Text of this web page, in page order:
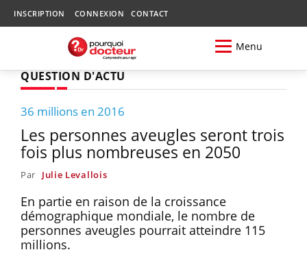
INSCRIPTION CONNEXION CONTACT
Menu
QUESTION D'ACTU
36 millions en 2016
Les personnes aveugles seront trois
fois plus nombreuses en 2050
Par Julie Levallois
En partie en raison de la croissance
démographique mondiale, le nombre de
personnes aveugles pourrait atteindre 115
millions.